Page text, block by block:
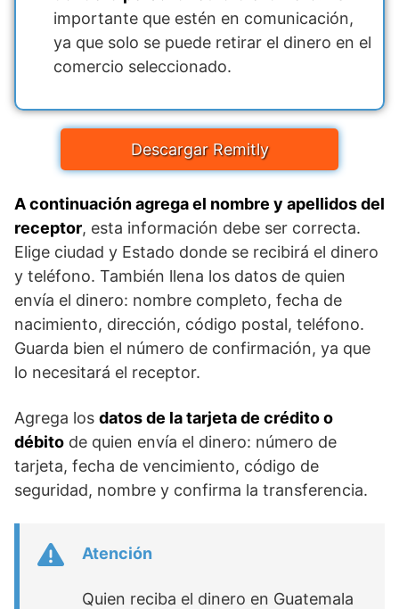
importante que estén en comunicación,
ya que solo se puede retirar el dinero en el
comercio seleccionado.
Descargar Remitly
A continuación agrega el nombre y apellidos del
receptor, esta información debe ser correcta.
Elige ciudad y Estado donde se recibirá el dinero
y teléfono. También llena los datos de quien
envía el dinero: nombre completo, fecha de
nacimiento, dirección, código postal, teléfono.
Guarda bien el número de confirmación, ya que
lo necesitará el receptor.
Agrega los datos de la tarjeta de crédito o
débito de quien envía el dinero: número de
tarjeta, fecha de vencimiento, código de
seguridad, nombre y confirma la transferencia.
Atención
Quien reciba el dinero en Guatemala